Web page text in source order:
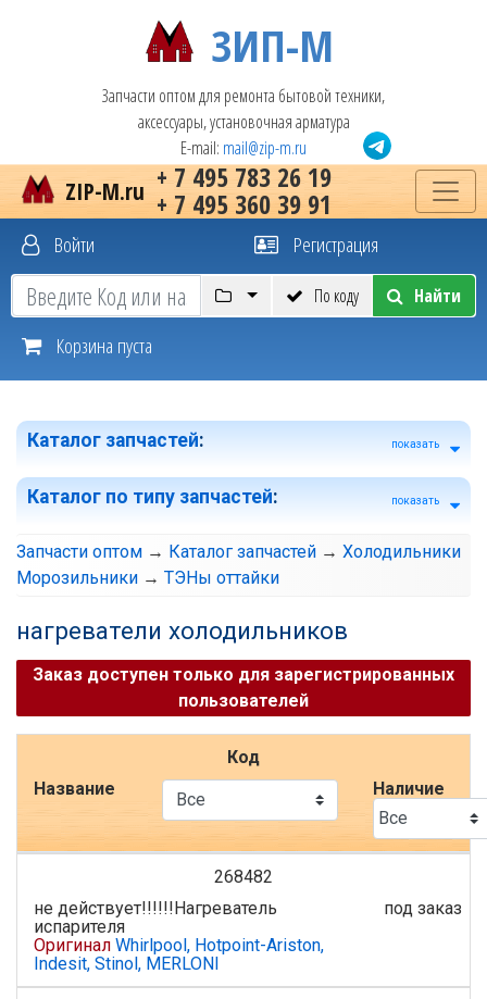
ЗИП-М
Запчасти оптом для ремонта бытовой техники,
аксессуары, установочная арматура
E-mail: mail@zip-m.ru
+ 7 495 783 26 19
+ 7 495 360 39 91
ZIP-M.ru
Войти Регистрация
По коду Найти
Корзина пуста
Каталог запчастей: показать
Каталог по типу запчастей: показать
Запчасти оптом → Каталог запчастей → Холодильники
Морозильники → ТЭНы оттайки
нагреватели холодильников
Заказ доступен только для зарегистрированных
пользователей
Код
Название
Наличие
268482
не действует!!!!!!Нагреватель
испарителя
Оригинал Whirlpool, Hotpoint-Ariston,
Indesit, Stinol, MERLONI
под заказ